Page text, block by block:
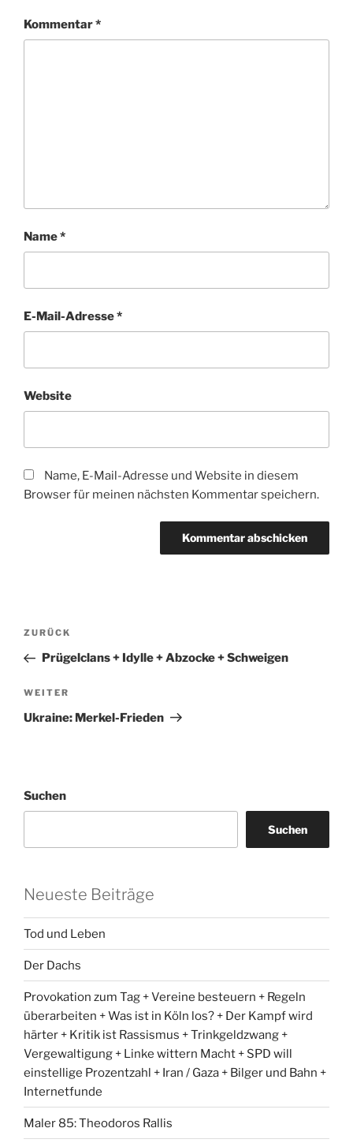
Kommentar*
Name*
E-Mail-Adresse*
Website
Name, E-Mail-Adresse und Website in diesem
Browser für meinen nächsten Kommentar speichern.
Beitragsnavigation
Vorheriger
Beitrag
ZURÜCK
Prügelclans + Idylle + Abzocke + Schweigen
Nächster
Beitrag
WEITER
Ukraine: Merkel-Frieden
Suchen
Suchen
Neueste Beiträge
Tod und Leben
Der Dachs
Provokation zum Tag + Vereine besteuern + Regeln
überarbeiten + Was ist in Köln los? + Der Kampf wird
härter + Kritik ist Rassismus + Trinkgeldzwang +
Vergewaltigung + Linke wittern Macht + SPD will
einstellige Prozentzahl + Iran / Gaza + Bilger und Bahn +
Internetfunde
Maler 85: Theodoros Rallis